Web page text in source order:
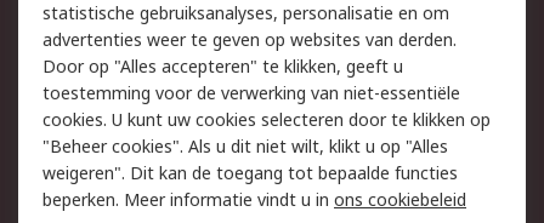
Wettelijk
Cookiebeleid
Email veiligheid
Privacybeleid -
Bijgewerkt
Websitevoorwaarden
Algemene
verkoopvoorwaarden
statistische gebruiksanalyses, personalisatie en om
advertenties weer te geven op websites van derden.
Door op "Alles accepteren" te klikken, geeft u
toestemming voor de verwerking van niet-essentiële
cookies. U kunt uw cookies selecteren door te klikken op
"Beheer cookies". Als u dit niet wilt, klikt u op "Alles
weigeren". Dit kan de toegang tot bepaalde functies
beperken. Meer informatie vindt u in ons cookiebeleid